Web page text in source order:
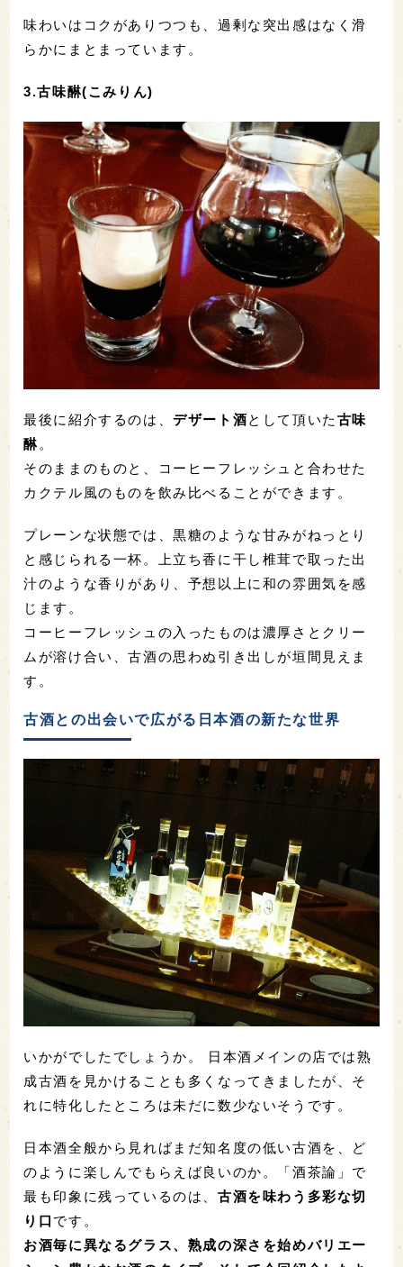
味わいはコクがありつつも、過剰な突出感はなく滑
らかにまとまっています。
3.古味醂(こみりん)
最後に紹介するのは、デザート酒として頂いた 古味
醂。
そのままのものと、コーヒーフレッシュと合わせた
カクテル風のものを飲み比べることができます。
プレーンな状態では、黒糖のような甘みがねっとり
と感じられる一杯。上立ち香に干し椎茸で取った出
汁のような香りがあり、予想以上に和の雰囲気を感
じます。
コーヒーフレッシュの入ったものは濃厚さとクリー
ムが溶け合い、古酒の思わぬ引き出しが垣間見えま
す。
古酒との出会いで広がる日本酒の新たな世界
いかがでしたでしょうか。 日本酒メインの店では熟
成古酒を見かけることも多くなってきましたが、そ
れに特化したところは未だに数少ないそうです。
日本酒全般から見ればまだ知名度の低い古酒を、ど
のように楽しんでもらえば良いのか。「酒茶論」で
最も印象に残っているのは、古酒を味わう多彩な切
り口 です。
お酒毎に異なるグラス、熟成の深さを始めバリエー